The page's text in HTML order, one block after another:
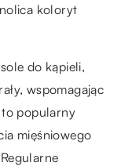
koloryt
do kąpieli,
wspomagając
to popularny
mięśniowego